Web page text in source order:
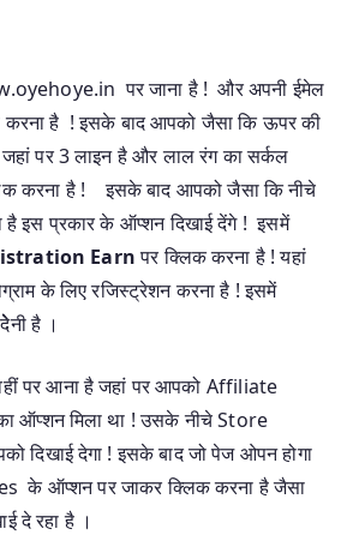
पर जाना है ! और अपनी ईमेल
है ! इसके बाद आपको जैसा कि ऊपर की
जहां पर 3 लाइन है और लाल रंग का सर्कल
करना है ! इसके बाद आपको जैसा कि नीचे
है इस प्रकार के ऑप्शन दिखाई देंगे ! इसमें
Earnपर क्लिक करना है ! यहां
के लिए रजिस्ट्रेशन करना है ! इसमें
है ।
पर आना है जहां पर आपको Affiliate
ऑप्शन मिला था ! उसके नीचे Store
दिखाई देगा ! इसके बाद जो पेज ओपन होगा
के ऑप्शन पर जाकर क्लिक करना है जैसा
दे रहा है ।